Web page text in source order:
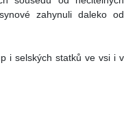
zahynuli daleko od
i selských statků ve vsi i v